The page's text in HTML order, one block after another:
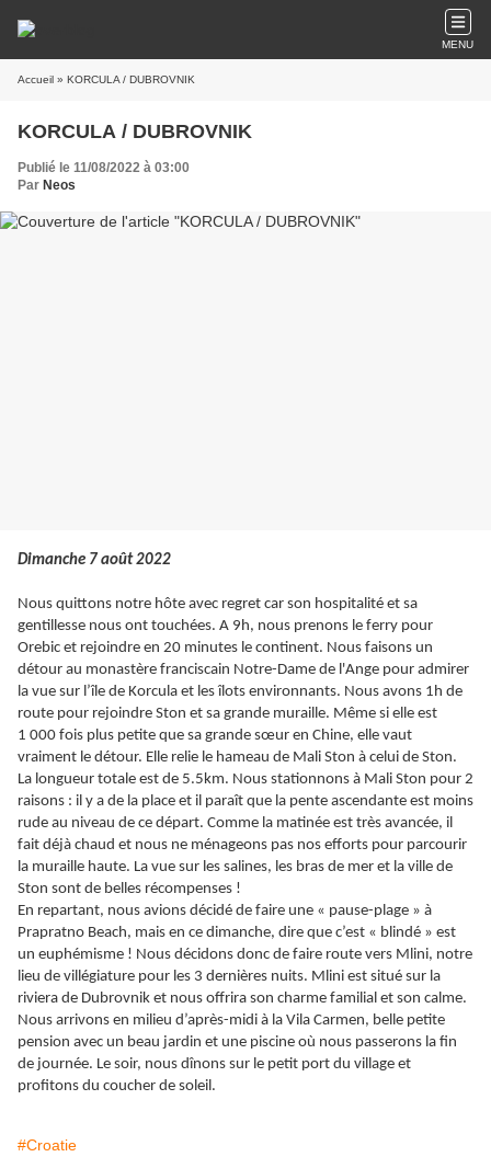
MENU
Accueil » KORCULA / DUBROVNIK
KORCULA / DUBROVNIK
Publié le 11/08/2022 à 03:00
Par Neos
Dimanche 7 août 2022
Nous quittons notre hôte avec regret car son hospitalité et sa
gentillesse nous ont touchées. A 9h, nous prenons le ferry pour
Orebic et rejoindre en 20 minutes le continent. Nous faisons un
détour au monastère franciscain Notre-Dame de l'Ange pour admirer
la vue sur l’île de Korcula et les îlots environnants. Nous avons 1h de
route pour rejoindre Ston et sa grande muraille. Même si elle est
1 000 fois plus petite que sa grande sœur en Chine, elle vaut
vraiment le détour. Elle relie le hameau de Mali Ston à celui de Ston.
La longueur totale est de 5.5km. Nous stationnons à Mali Ston pour 2
raisons : il y a de la place et il paraît que la pente ascendante est moins
rude au niveau de ce départ. Comme la matinée est très avancée, il
fait déjà chaud et nous ne ménageons pas nos efforts pour parcourir
la muraille haute. La vue sur les salines, les bras de mer et la ville de
Ston sont de belles récompenses !
En repartant, nous avions décidé de faire une « pause-plage » à
Prapratno Beach, mais en ce dimanche, dire que c’est « blindé » est
un euphémisme ! Nous décidons donc de faire route vers Mlini, notre
lieu de villégiature pour les 3 dernières nuits. Mlini est situé sur la
riviera de Dubrovnik et nous offrira son charme familial et son calme.
Nous arrivons en milieu d’après-midi à la Vila Carmen, belle petite
pension avec un beau jardin et une piscine où nous passerons la fin
de journée. Le soir, nous dînons sur le petit port du village et
profitons du coucher de soleil.
#Croatie